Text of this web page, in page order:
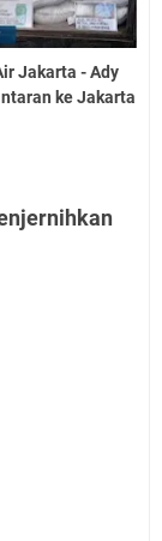
Jakarta - Ady
ke Jakarta